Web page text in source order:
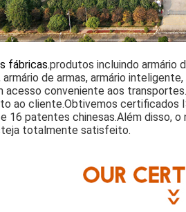
fábricas.produtos incluindo armário
armário de armas, armário
acesso conveniente aos transportes.
ao cliente.Obtivemos certificados
16 patentes chinesas.Além disso, o
totalmente satisfeito.